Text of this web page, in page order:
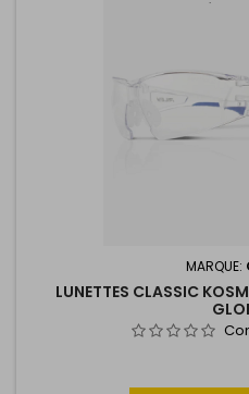
MARQUE:
LUNETTES CLASSIC